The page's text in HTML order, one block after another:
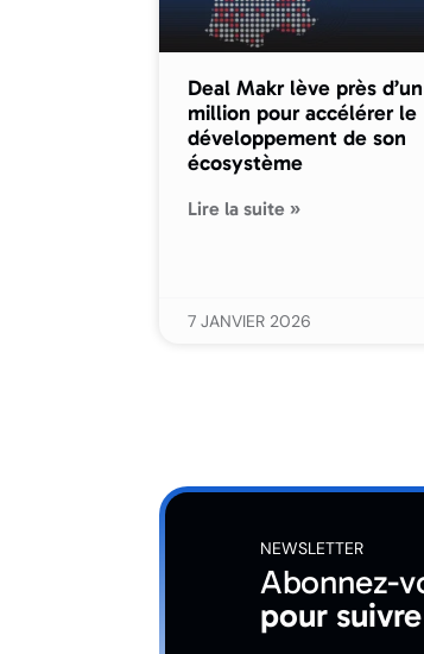
Deal Makr lève près d’un
million pour accélérer le
développement de son
écosystème
Lire la suite »
7 JANVIER 2026
NEWSLETTER
Abonnez-
pour